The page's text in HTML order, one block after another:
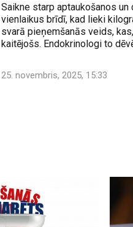
Saikne starp aptaukošanos un
vienlaikus brīdī, kad lieki
svarā pieņemšanās veids,
kaitējošs. Endokrinologi to
25. novembris, 2025, 15:33